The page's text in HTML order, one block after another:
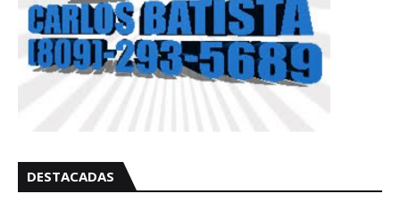
DESTACADAS